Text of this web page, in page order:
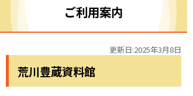
ご利用案内
更新日:2025年3月8日
荒川豊蔵資料館